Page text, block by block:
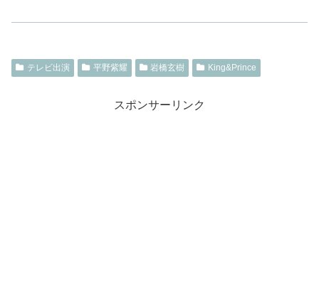
テレビ出演 平野紫耀 岩橋玄樹 King&Prince
スポンサーリンク